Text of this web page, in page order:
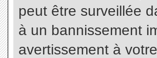
peut être surveillée
à un bannissement
avertissement à